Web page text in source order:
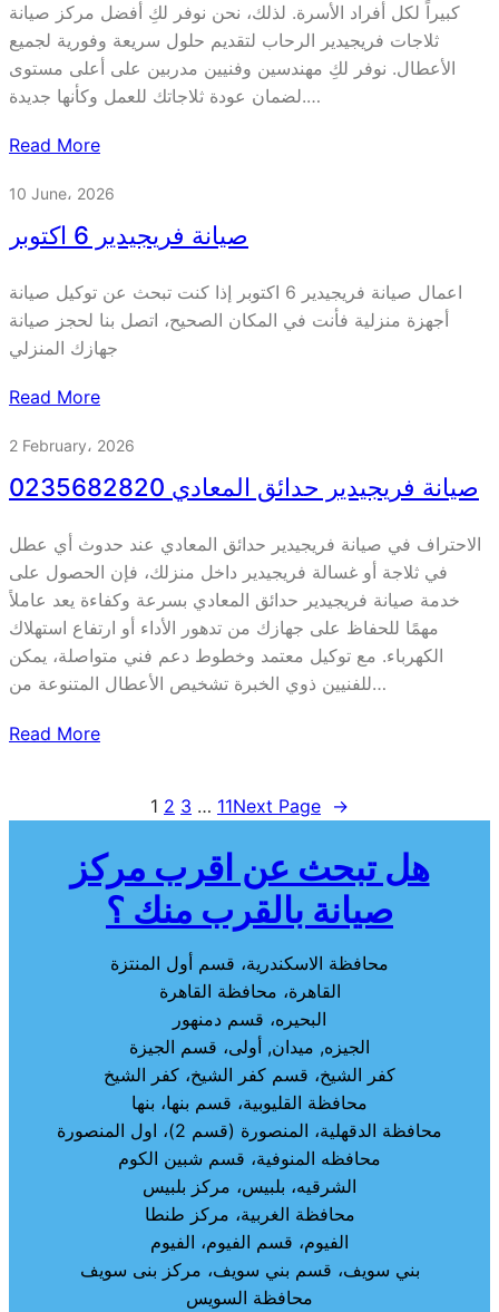
كبيراً لكل أفراد الأسرة. لذلك، نحن نوفر لكِ أفضل مركز صيانة
ثلاجات فريجيدير الرحاب لتقديم حلول سريعة وفورية لجميع
الأعطال. نوفر لكِ مهندسين وفنيين مدربين على أعلى مستوى
لضمان عودة ثلاجاتك للعمل وكأنها جديدة.…
Read More
10 June، 2026
صيانة فريجيدير 6 اكتوبر
اعمال صيانة فريجيدير 6 اكتوبر إذا كنت تبحث عن توكيل صيانة
أجهزة منزلية فأنت في المكان الصحيح، اتصل بنا لحجز صيانة
جهازك المنزلي
Read More
2 February، 2026
صيانة فريجيدير حدائق المعادي 0235682820
الاحتراف في صيانة فريجيدير حدائق المعادي عند حدوث أي عطل
في ثلاجة أو غسالة فريجيدير داخل منزلك، فإن الحصول على
خدمة صيانة فريجيدير حدائق المعادي بسرعة وكفاءة يعد عاملاً
مهمًا للحفاظ على جهازك من تدهور الأداء أو ارتفاع استهلاك
الكهرباء. مع توكيل معتمد وخطوط دعم فني متواصلة، يمكن
للفنيين ذوي الخبرة تشخيص الأعطال المتنوعة من…
Read More
1 2 3 … 11Next Page →
هل تبحث عن اقرب مركز
صيانة بالقرب منك ؟
محافظة الاسكندرية، قسم أول المنتزة
القاهرة، محافظة القاهرة
البحيره، قسم دمنهور
الجيزه, ميدان, أولى، قسم الجيزة
كفر الشيخ، قسم كفر الشيخ، كفر الشيخ
محافظة القليوبية، قسم بنها، بنها
محافظة الدقهلية، المنصورة (قسم 2)، اول المنصورة
محافظه المنوفية، قسم شبين الكوم
الشرقيه، بلبيس، مركز بلبيس
محافظة الغربية، مركز طنطا
الفيوم، قسم الفيوم، الفيوم
بني سويف، قسم بني سويف، مركز بنى سويف
محافظة السويس